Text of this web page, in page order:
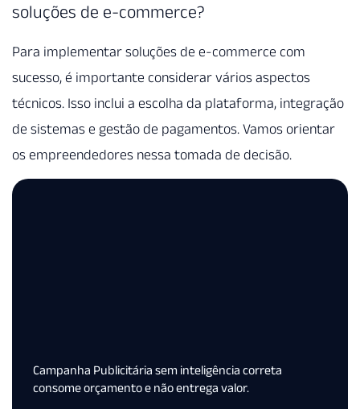
soluções de e-commerce?
Para implementar soluções de e-commerce com
sucesso, é importante considerar vários aspectos
técnicos. Isso inclui a escolha da plataforma, integração
de sistemas e gestão de pagamentos. Vamos orientar
os empreendedores nessa tomada de decisão.
Campanha Publicitária sem inteligência correta
consome orçamento e não entrega valor.